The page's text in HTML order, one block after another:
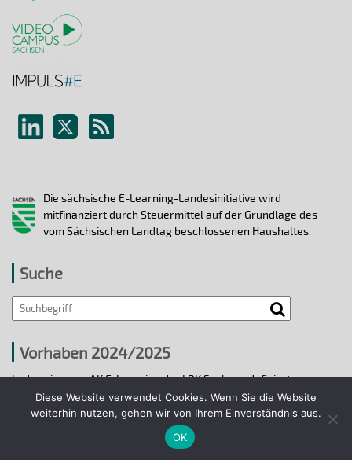
Die sächsische E-Learning-Landesinitiative wird
mitfinanziert durch Steuermittel auf der Grundlage des
vom Sächsischen Landtag beschlossenen Haushaltes.
Suche
Vorhaben 2024/2025
In den vier vom AK E-Learning der LRK Sachsen definierten
strategischen Handlungsfeldern 2024/25 wurden bis 31.12.2025
ausgewählte E-Learning-Hochschulvorhaben durchgeführt.
Diese Website verwendet Cookies. Wenn Sie die Website
weiterhin nutzen, gehen wir von Ihrem Einverständnis aus.
OK